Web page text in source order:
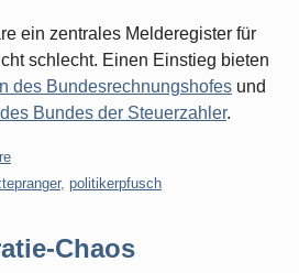
ein zentrales Melderegister für
schlecht. Einen Einstieg bieten
des Bundesrechnungshofes und
Bundes der Steuerzahler.
, politikerpfusch
Chaos